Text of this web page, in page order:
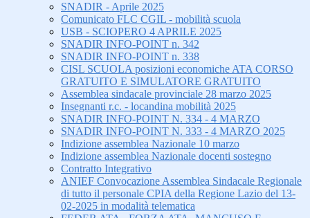
SNADIR - Aprile 2025
Comunicato FLC CGIL - mobilità scuola
USB - SCIOPERO 4 APRILE 2025
SNADIR INFO-POINT n. 342
SNADIR INFO-POINT n. 338
CISL SCUOLA posizioni economiche ATA CORSO
GRATUITO E SIMULATORE GRATUITO
Assemblea sindacale provinciale 28 marzo 2025
Insegnanti r.c. - locandina mobilità 2025
SNADIR INFO-POINT N. 334 - 4 MARZO
SNADIR INFO-POINT N. 333 - 4 MARZO 2025
Indizione assemblea Nazionale 10 marzo
Indizione assemblea Nazionale docenti sostegno
Contratto Integrativo
ANIEF Convocazione Assemblea Sindacale Regionale
di tutto il personale CPIA della Regione Lazio del 13-
02-2025 in modalità telematica